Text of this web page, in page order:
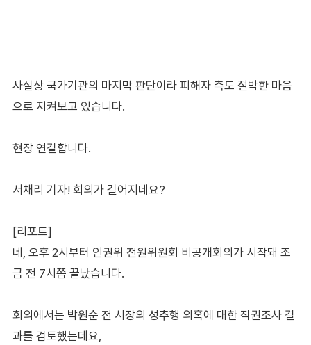
사실상 국가기관의 마지막 판단이라 피해자 측도 절박한 마음
으로 지켜보고 있습니다.
현장 연결합니다.
서채리 기자! 회의가 길어지네요?
[리포트]
네, 오후 2시부터 인권위 전원위원회 비공개회의가 시작돼 조
금 전 7시쯤 끝났습니다.
회의에서는 박원순 전 시장의 성추행 의혹에 대한 직권조사 결
과를 검토했는데요,